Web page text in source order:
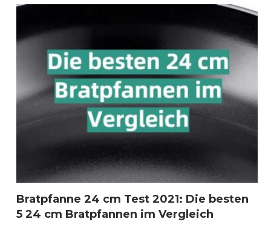
Bratpfanne 24 cm Test 2021: Die besten
5 24 cm Bratpfannen im Vergleich